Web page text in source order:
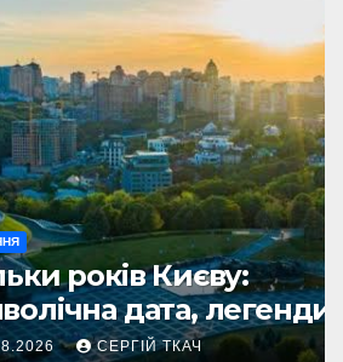
Києву:
дата, легенди та
історики
ТКАЧ